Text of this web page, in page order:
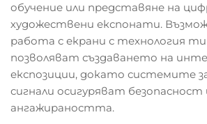
обучение или представяне на
художествени експонати.
работа с екрани с технология
позволяват създаването на
експозиции, докато системите
сигнали осигуряват
ангажираността.